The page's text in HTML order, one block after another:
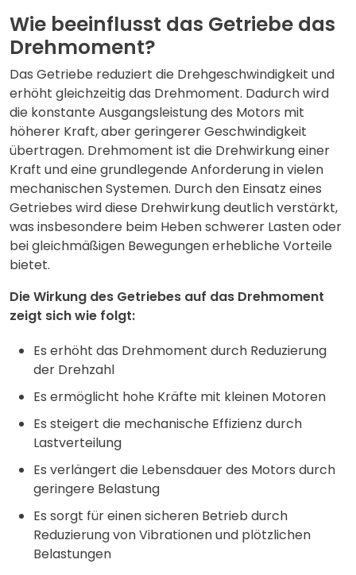
Wie beeinflusst das Getriebe das
Drehmoment?
Das Getriebe reduziert die Drehgeschwindigkeit und
erhöht gleichzeitig das Drehmoment. Dadurch wird
die konstante Ausgangsleistung des Motors mit
höherer Kraft, aber geringerer Geschwindigkeit
übertragen. Drehmoment ist die Drehwirkung einer
Kraft und eine grundlegende Anforderung in vielen
mechanischen Systemen. Durch den Einsatz eines
Getriebes wird diese Drehwirkung deutlich verstärkt,
was insbesondere beim Heben schwerer Lasten oder
bei gleichmäßigen Bewegungen erhebliche Vorteile
bietet.
Die Wirkung des Getriebes auf das Drehmoment
zeigt sich wie folgt:
Es erhöht das Drehmoment durch Reduzierung
der Drehzahl
Es ermöglicht hohe Kräfte mit kleinen Motoren
Es steigert die mechanische Effizienz durch
Lastverteilung
Es verlängert die Lebensdauer des Motors durch
geringere Belastung
Es sorgt für einen sicheren Betrieb durch
Reduzierung von Vibrationen und plötzlichen
Belastungen